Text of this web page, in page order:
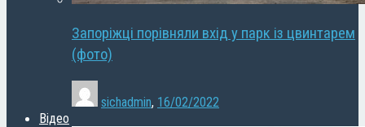
Запоріжці порівняли вхід у парк із цвинтарем
(фото)
sichadmin, 16/02/2022
Відео